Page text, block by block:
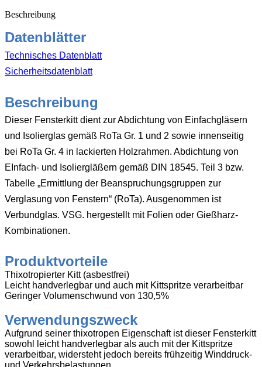
Beschreibung
Datenblätter
Technisches Datenblatt
Sicherheitsdatenblatt
Beschreibung
Dieser Fensterkitt dient zur Abdichtung von Einfachgläsern
und Isolierglas gemäß RoTa Gr. 1 und 2 sowie innenseitig
bei RoTa Gr. 4 in lackierten Holzrahmen. Abdichtung von
EInfach- und Isoliergläßern gemäß DIN 18545. Teil 3 bzw.
Tabelle „Ermittlung der Beanspruchungsgruppen zur
Verglasung von Fenstern“ (RoTa). Ausgenommen ist
Verbundglas. VSG. hergestellt mit Folien oder Gießharz-
Kombinationen.
Produktvorteile
Thixotropierter Kitt (asbestfrei)
Leicht handverlegbar und auch mit Kittspritze verarbeitbar
Geringer Volumenschwund von 130,5%
Verwendungszweck
Aufgrund seiner thixotropen Eigenschaft ist dieser Fensterkitt
sowohl leicht handverlegbar als auch mit der Kittspritze
verarbeitbar, widersteht jedoch bereits frühzeitig Winddruck-
und Verkehrsbelastungen.